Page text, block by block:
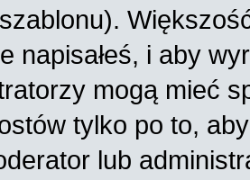
napisałeś, i aby
mogą mieć
tylko po to,
lub